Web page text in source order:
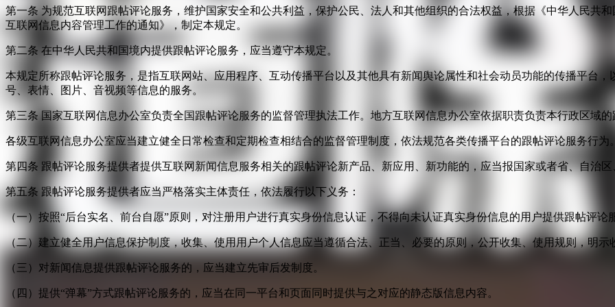
第一条 为规范互联网跟帖评论服务，维护国家安全和公共利益，保护公民、法人和其他组织的合法权益，根据《中华人民共
互联网信息内容管理工作的通知》，制定本规定。
第二条 在中华人民共和国境内提供跟帖评论服务，应当遵守本规定。
本规定所称跟帖评论服务，是指互联网站、应用程序、互动传播平台以及其他具有新闻舆论属性和社会动员功能的传播平台
号、表情、图片、音视频等信息的服务。
第三条 国家互联网信息办公室负责全国跟帖评论服务的监督管理执法工作。地方互联网信息办公室依据职责负责本行政区域
各级互联网信息办公室应当建立健全日常检查和定期检查相结合的监督管理制度，依法规范各类传播平台的跟帖评论服务行为
第四条 跟帖评论服务提供者提供互联网新闻信息服务相关的跟帖评论新产品、新应用、新功能的，应当报国家或者省、自治
第五条 跟帖评论服务提供者应当严格落实主体责任，依法履行以下义务：
（一）按照“后台实名、前台自愿”原则，对注册用户进行真实身份信息认证，不得向未认证真实身份信息的用户提供跟帖评论
（二）建立健全用户信息保护制度，收集、使用用户个人信息应当遵循合法、正当、必要的原则，公开收集、使用规则，明
（三）对新闻信息提供跟帖评论服务的，应当建立先审后发制度。
（四）提供“弹幕”方式跟帖评论服务的，应当在同一平台和页面同时提供与之对应的静态版信息内容。